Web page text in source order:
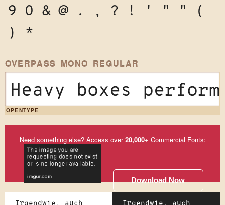
9 0 & @ . , ? ! ' " "
(
)
*
OVERPASS MONO REGULAR
Heavy boxes
OPENTYPE
Need something else? Access over20,000+ Commercial Fonts:
Download Now
Irgendwie, auch
Irgendwie, auch